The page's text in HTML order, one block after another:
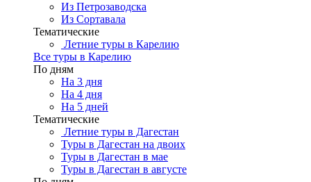
Из Петрозаводска
Из Сортавала
Тематические
Летние туры в Карелию
Все туры в Карелию
По дням
На 3 дня
На 4 дня
На 5 дней
Тематические
Летние туры в Дагестан
Туры в Дагестан на двоих
Туры в Дагестан в мае
Туры в Дагестан в августе